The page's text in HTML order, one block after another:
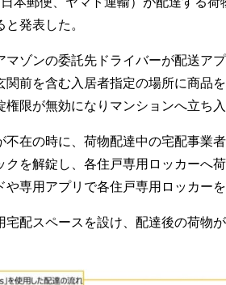
発表した。
マゾンの委託先ドライバーが配送ア
関前を含む入居者指定の場所に商品
限が無効になりマンションへ立ち入
不在の時に、荷物配達中の宅配事業
クを解錠し、各住戸専用ロッカーへ
専用アプリで各住戸専用ロッカー
配スペースを設け、配達後の荷物